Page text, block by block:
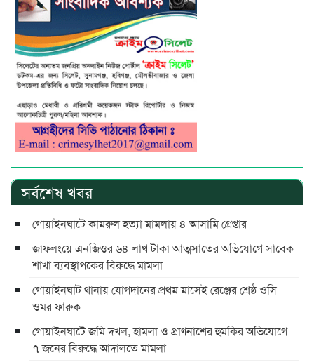
সর্বশেষ খবর
গোয়াইনঘাটে কামরুল হত্যা মামলায় ৪ আসামি গ্রেপ্তার
জাফলংয়ে এনজিওর ৬৪ লাখ টাকা আত্মসাতের অভিযোগে সাবেক
শাখা ব্যবস্থাপকের বিরুদ্ধে মামলা
গোয়াইনঘাট থানায় যোগদানের প্রথম মাসেই রেঞ্জের শ্রেষ্ঠ ওসি
ওমর ফারুক
গোয়াইনঘাটে জমি দখল, হামলা ও প্রাণনাশের হুমকির অভিযোগে
৭ জনের বিরুদ্ধে আদালতে মামলা